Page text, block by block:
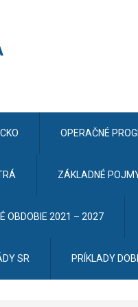
CKO OPERAČNÉ
ZÁKLADNÉ
OBDOBIE 2021 – 2027
SR PRÍKLADY